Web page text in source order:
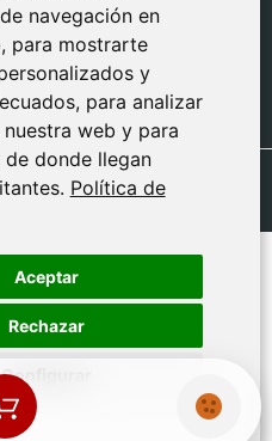
navegación en
para mostrarte
y
para analizar
web y para
donde llegan
Política de
Aceptar
Rechazar
Configurar
navegación en
para mostrarte
y
para analizar
web y para
donde llegan
Política de
Aceptar
Rechazar
Configurar